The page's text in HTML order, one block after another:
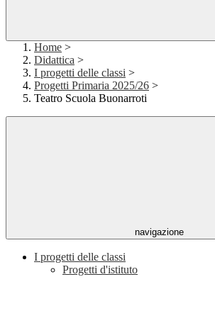
Home >
Didattica >
I progetti delle classi >
Progetti Primaria 2025/26 >
Teatro Scuola Buonarroti
navigazione
I progetti delle classi
Progetti d'istituto